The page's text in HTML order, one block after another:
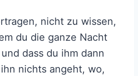
nicht zu wissen,
du die ganze Nacht
dass du ihm dann
nichts angeht, wo,